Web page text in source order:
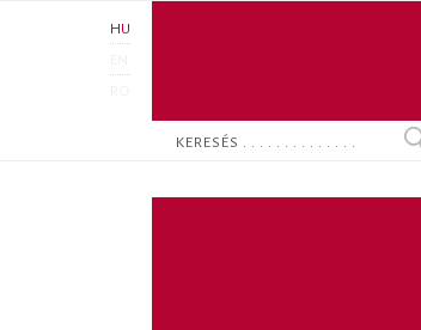
HU
Keresés